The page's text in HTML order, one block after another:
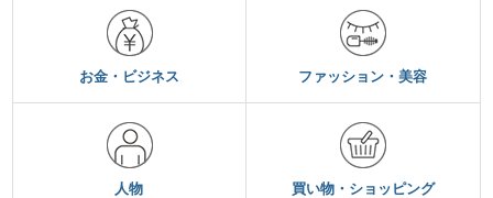
お金・ビジネス ファッション・美容
人物 買い物・ショッピング